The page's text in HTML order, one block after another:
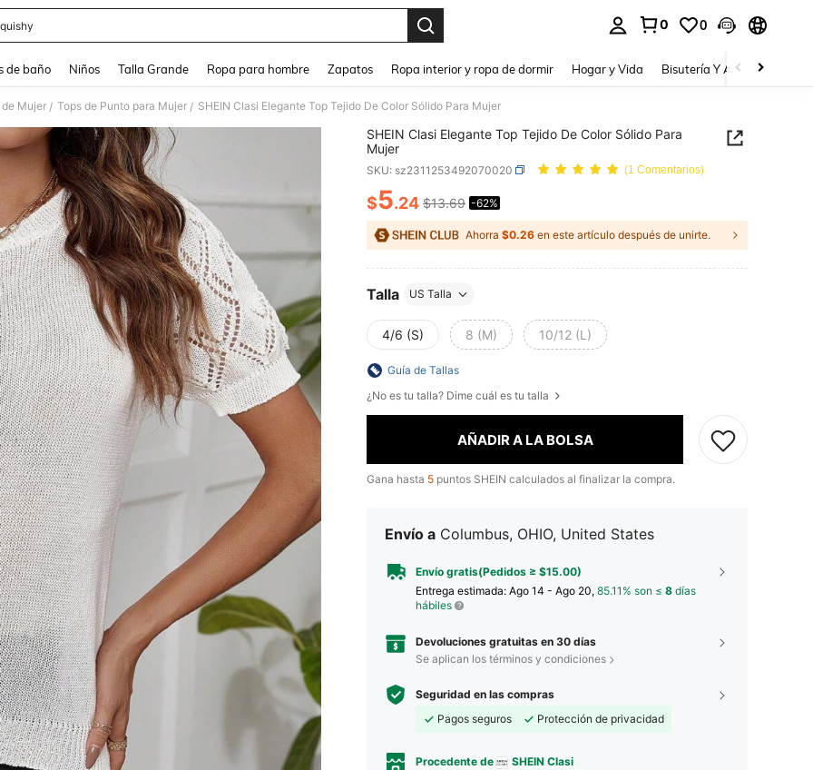
0 0
de baño Niños Talla Grande Ropa para hombre Zapatos Ropa interior y ropa de dormir Hogar y Vida Bisutería Y Accesorios
Mujer / Tops de Punto para Mujer / SHEIN Clasi Elegante Top Tejido De Color Sólido Para Mujer
SHEIN Clasi Elegante Top Tejido De Color Sólido Para
Mujer
SKU: sz2311253492070020 (1 Comentarios)
PRICE AND AVAILABILITY
$5.24 $13.69 -62%
Ahorra $0.26 en este artículo después de unirte.
Talla US Talla
4/6 (S) 8 (M) 10/12 (L)
Guía de Tallas
¿No es tu talla? Dime cuál es tu talla
AÑADIR A LA BOLSA
Gana hasta 5 puntos SHEIN calculados al finalizar la compra.
Envío a Columbus, OHIO, United States
Envío gratis(Pedidos ≥ $15.00)
Entrega estimada: Ago 14 - Ago 20, 85.11% son ≤ 8 días
hábiles
Devoluciones gratuitas en 30 días
Se aplican los términos y condiciones
Seguridad en las compras
Pagos seguros
Protección de privacidad
Procedente de SHEIN Clasi